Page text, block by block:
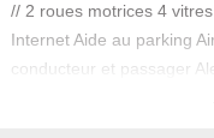
// 2 roues motrices 4
Internet Aide au parking
conducteur et passager
lignes Allumage